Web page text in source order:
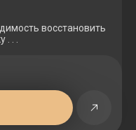
восстановить
. .